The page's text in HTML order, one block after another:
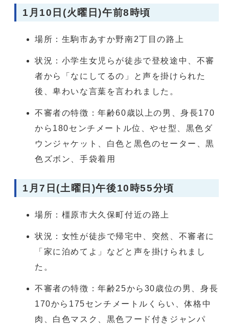
1月10日(火曜日)午前8時頃
場所：生駒市あすか野南2丁目の路上
状況：小学生女児らが徒歩で登校途中、不審
者から「なにしてるの」と声を掛けられた
後、卑わいな言葉を言われました。
不審者の特徴：年齢60歳以上の男、身長170
から180センチメートル位、やせ型、黒色ダ
ウンジャケット、白色と黒色のセーター、黒
色ズボン、手袋着用
1月7日(土曜日)午後10時55分頃
場所：橿原市大久保町付近の路上
状況：女性が徒歩で帰宅中、突然、不審者に
「家に泊めてよ」などと声を掛けられまし
た。
不審者の特徴：年齢25から30歳位の男、身長
170から175センチメートルくらい、体格中
肉、白色マスク、黒色フード付きジャンパ